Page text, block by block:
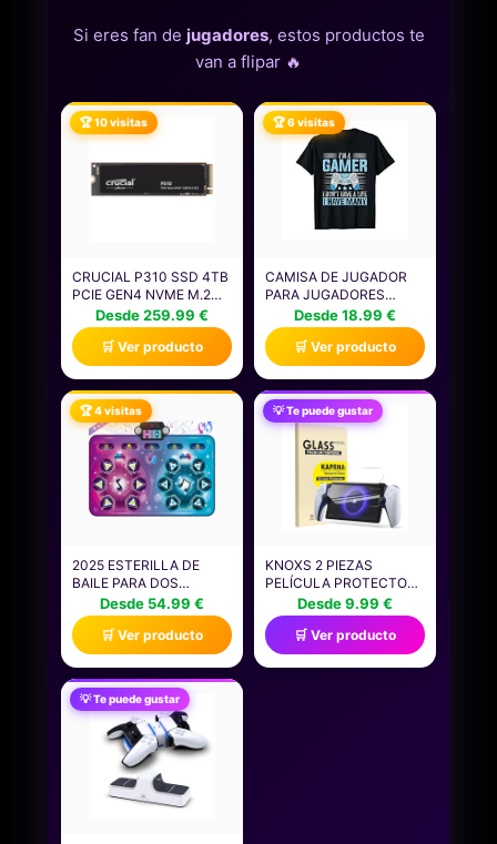
Si eres fan de jugadores, estos productos te
van a flipar 🔥
🏆 10 visitas
CRUCIAL P310 SSD 4TB
PCIE GEN4 NVME M.2
2280, DISCO INTERNO,
HASTA 7.100 MB/S,
COMPATIBLE CON
ORDENADOR PORTÁTIL
Y DE SOBREMESA &
CONSOLAS DE JUEGOS
PORTÁTILES -
CT4000P310SSD801
Desde 259.99 €
🛒 Ver producto
🏆 6 visitas
CAMISA DE JUGADOR
PARA JUGADORES
NIÑOS HOMBRES
VIDEOJUEGOS JUEGOS
CAMISETA
Desde 18.99 €
🛒 Ver producto
🏆 4 visitas
2025 ESTERILLA DE
BAILE PARA DOS
USUARIOS, ALFOMBRA
ELECTRÓNICA DE BAILE
(MODO DE UN JUGADOR
Y MODO DE DOS
JUGADORES), JUEGO DE
BAILE CON CAJA DE
BATERÍA LED, REGALOS
DE CUMPLEAÑOS PARA
NIÑOS Y NIÑAS
Desde 54.99 €
🛒 Ver producto
💡 Te puede gustar
KNOXS 2 PIEZAS
PELÍCULA PROTECTORA
PARA SONY
PLAYSTATION PORTAL,
CONSOLA DE JUEGOS
VIDRIO TEMPLADO
[ANTI-SCRATCH, SIN
Desde 9.99 €
🛒 Ver producto
💡 Te puede gustar